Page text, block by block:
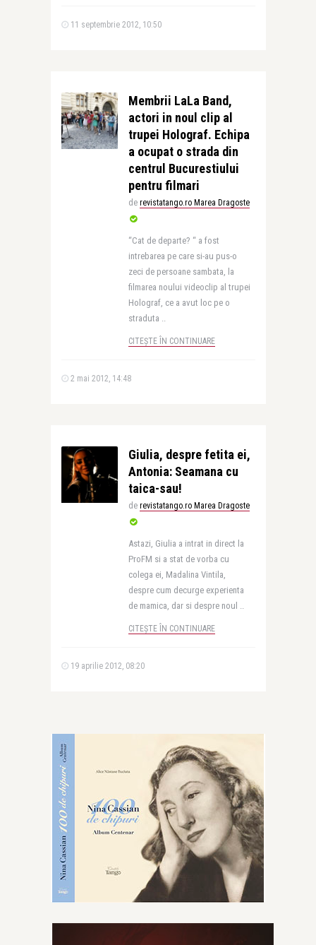
11 septembrie 2012, 10:50
Membrii LaLa Band,
actori in noul clip al
trupei Holograf. Echipa
a ocupat o strada din
centrul Bucurestiului
pentru filmari
de revistatango.ro Marea Dragoste
“Cat de departe? “ a fost
intrebarea pe care si-au pus-o
zeci de persoane sambata, la
filmarea noului videoclip al trupei
Holograf, ce a avut loc pe o
straduta ..
CITEȘTE ÎN CONTINUARE
2 mai 2012, 14:48
Giulia, despre fetita ei,
Antonia: Seamana cu
taica-sau!
de revistatango.ro Marea Dragoste
Astazi, Giulia a intrat in direct la
ProFM si a stat de vorba cu
colega ei, Madalina Vintila,
despre cum decurge experienta
de mamica, dar si despre noul ..
CITEȘTE ÎN CONTINUARE
19 aprilie 2012, 08:20